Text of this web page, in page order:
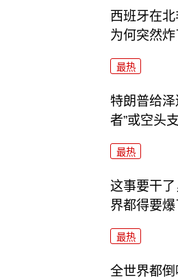
西班牙在北
为何突然炸
最热
特朗普给泽
者”或空头
最热
这事要干
界都得要爆
最热
全世界都